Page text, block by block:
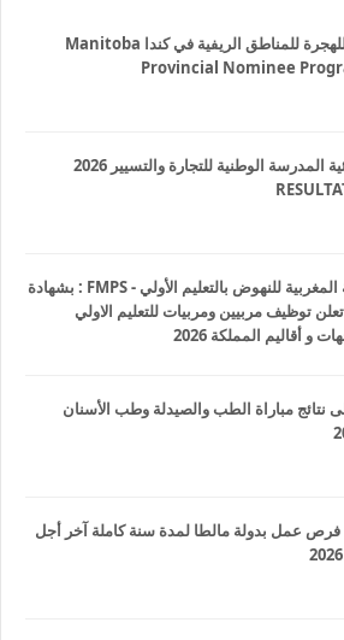
التسجيل للهجرة للمناطق الريفية في كندا Manitoba
Provincial Nominee
نتائج النهائية المدرسة الوطنية للتجارة والتسيير 2026
المؤسسة المغربية للنهوض بالتعليم الأولي - FMPS : بشهادة
تعلن توظيف مربيين ومربيات للتعليم الاولي
و أقاليم المملكة 2026
نتائج مباراة الطب والصيدلة وطب الأسنان
عمل بدولة مالطا لمدة سنة كاملة آخر أجل